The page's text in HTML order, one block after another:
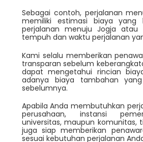
Sebagai contoh, perjalanan
memiliki estimasi biaya yang
perjalanan menuju Jogja atau
tempuh dan waktu perjalanan
Kami selalu memberikan
transparan sebelum
dapat mengetahui rincian
adanya biaya tambahan
sebelumnya.
Apabila Anda membutuhkan
perusahaan, instansi
universitas, maupun komunitas,
juga siap memberikan
sesuai kebutuhan perjalanan